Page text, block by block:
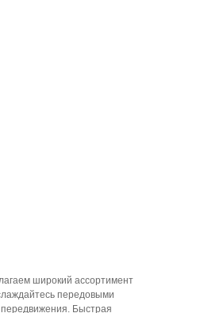
широкий ассортимент
передовыми
Быстрая